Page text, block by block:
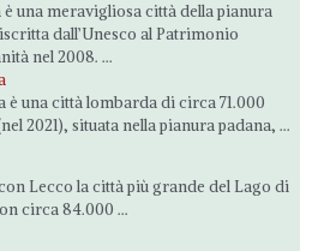
è una meravigliosa città della pianura
dall’Unesco al Patrimonio
nel 2008. ...
è una città lombarda di circa 71.000
2021), situata nella pianura padana, ...
Lecco la città più grande del Lago di
circa 84.000 ...